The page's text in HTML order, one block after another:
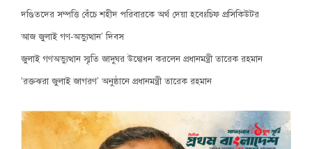
দণ্ডিতদের সম্পত্তি বেঁচে শহীদ পরিবারকে অর্থ দেয়া হবেঃচিফ প্রসিকিউটর
আজ জুলাই গণ-অভ্যুত্থান’ দিবস
জুলাই গণঅভ্যুত্থান স্মৃতি জাদুঘর উদ্বোধন করলেন প্রধানমন্ত্রী তারেক রহমান
‘রক্তঝরা জুলাই জাগরণ’ অনুষ্ঠানে প্রধানমন্ত্রী তারেক রহমান